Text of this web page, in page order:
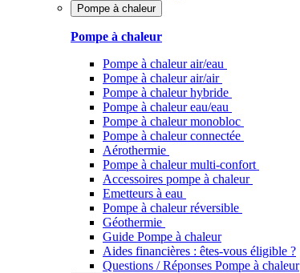
Pompe à chaleur
Pompe à chaleur
Pompe à chaleur air/eau
Pompe à chaleur air/air
Pompe à chaleur hybride
Pompe à chaleur​ eau/eau
Pompe à chaleur monobloc
Pompe à chaleur connectée
Aérothermie
Pompe à chaleur multi-confort
Accessoires pompe à chaleur
Emetteurs à eau
Pompe à chaleur réversible
Géothermie
Guide Pompe à chaleur
Aides financières : êtes-vous éligible ?
Questions / Réponses Pompe à chaleur